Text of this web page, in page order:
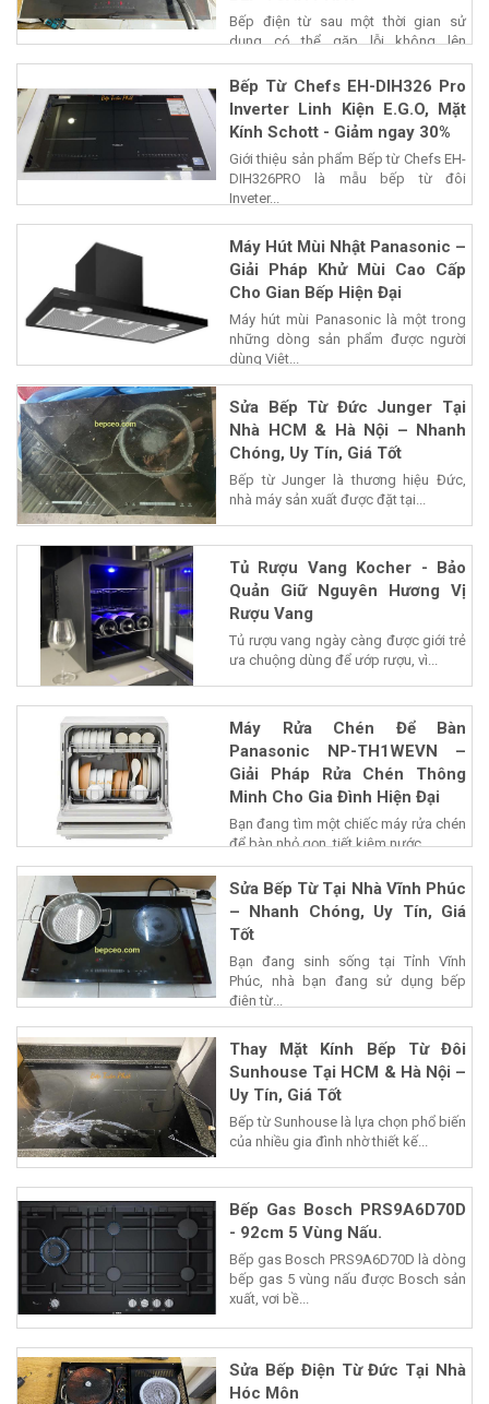
Bếp điện từ sau một thời gian sử
dụng có thể gặp lỗi không lên
nguồn,...
Bếp Từ Chefs EH-DIH326 Pro
Inverter Linh Kiện E.G.O, Mặt
Kính Schott - Giảm ngay 30%
Giới thiệu sản phẩm Bếp từ Chefs EH-
DIH326PRO là mẫu bếp từ đôi
Inveter...
Máy Hút Mùi Nhật Panasonic –
Giải Pháp Khử Mùi Cao Cấp
Cho Gian Bếp Hiện Đại
Máy hút mùi Panasonic là một trong
những dòng sản phẩm được người
dùng Việt...
Sửa Bếp Từ Đức Junger Tại
Nhà HCM & Hà Nội – Nhanh
Chóng, Uy Tín, Giá Tốt
Bếp từ Junger là thương hiệu Đức,
nhà máy sản xuất được đặt tại...
Tủ Rượu Vang Kocher - Bảo
Quản Giữ Nguyên Hương Vị
Rượu Vang
Tủ rượu vang ngày càng được giới trẻ
ưa chuộng dùng để ướp rượu, vì...
Máy Rửa Chén Để Bàn
Panasonic NP-TH1WEVN –
Giải Pháp Rửa Chén Thông
Minh Cho Gia Đình Hiện Đại
Bạn đang tìm một chiếc máy rửa chén
để bàn nhỏ gọn, tiết kiệm nước...
Sửa Bếp Từ Tại Nhà Vĩnh Phúc
– Nhanh Chóng, Uy Tín, Giá
Tốt
Bạn đang sinh sống tại Tỉnh Vĩnh
Phúc, nhà bạn đang sử dụng bếp
điện từ...
Thay Mặt Kính Bếp Từ Đôi
Sunhouse Tại HCM & Hà Nội –
Uy Tín, Giá Tốt
Bếp từ Sunhouse là lựa chọn phổ biến
của nhiều gia đình nhờ thiết kế...
Bếp Gas Bosch PRS9A6D70D
- 92cm 5 Vùng Nấu.
Bếp gas Bosch PRS9A6D70D là dòng
bếp gas 5 vùng nấu được Bosch sản
xuất, vơi bề...
Sửa Bếp Điện Từ Đức Tại Nhà
Hóc Môn